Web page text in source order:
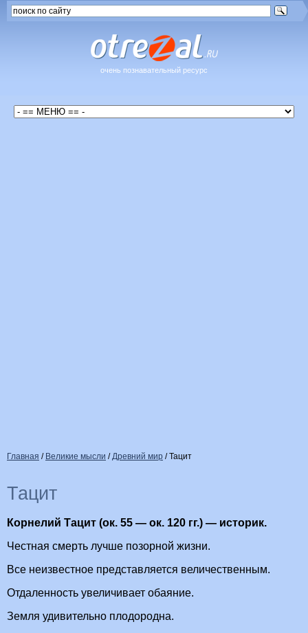
очень познавательный ресурс
Главная / Великие мысли /Древний мир /Тацит
Тацит
Корнелий Тацит (ок. 55 — ок. 120 гг.) — историк.
Честная смерть лучше позорной жизни.
Все неизвестное представляется величественным.
Отдаленность увеличивает обаяние.
Земля удивительно плодородна.